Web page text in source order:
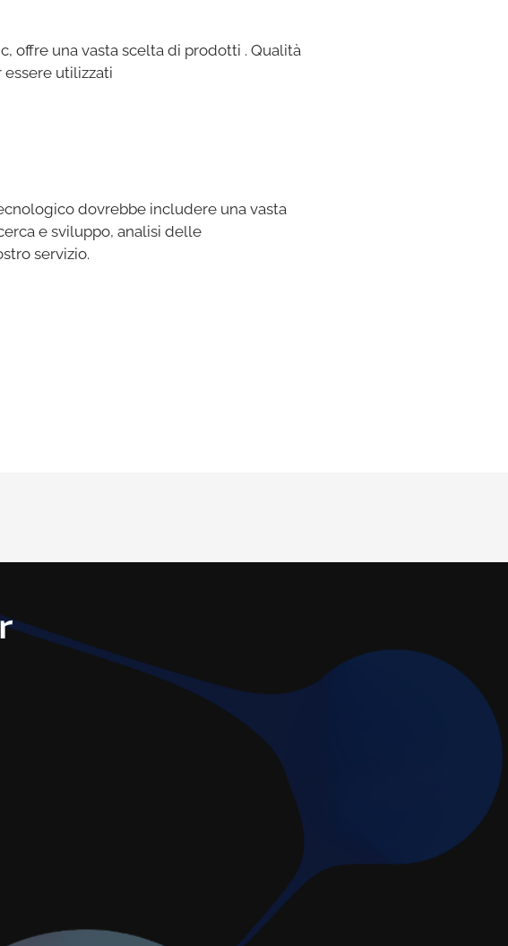
offre una vasta scelta di prodotti . Qualità
utilizzati
dovrebbe includere una vasta
e sviluppo, analisi delle
servizio.